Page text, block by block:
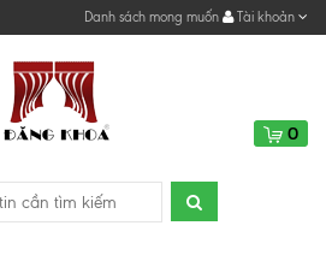
Danh sách mong muốn Tài khoản
0